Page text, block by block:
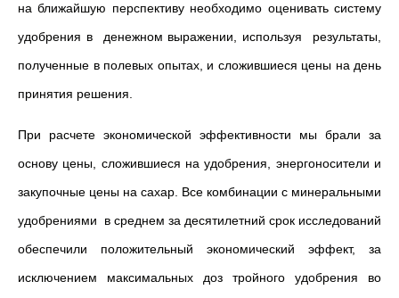
на ближайшую перспективу необходимо оценивать систему
удобрения в денежном выражении, используя результаты,
полученные в полевых опытах, и сложившиеся цены на день
принятия решения.
При расчете экономической эффективности мы брали за
основу цены, сложившиеся на удобрения, энергоносители и
закупочные цены на сахар. Все комбинации с минеральными
удобре­ниями в среднем за десятилетний срок исследований
обеспечили положительный экономический эффект, за
исключением максимальных доз тройного удобрения во